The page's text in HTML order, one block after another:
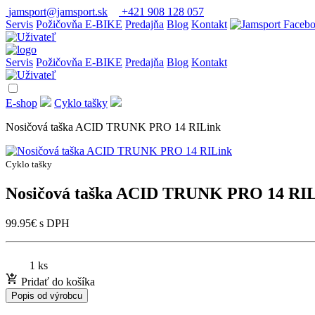
jamsport@jamsport.sk
+421 908 128 057
Servis Požičovňa E-BIKE Predajňa Blog Kontakt
Servis Požičovňa E-BIKE Predajňa Blog Kontakt
E-shop
Cyklo tašky
Nosičová taška ACID TRUNK PRO 14 RILink
Cyklo tašky
Nosičová taška ACID TRUNK PRO 14
99.95€ s DPH
1 ks
Pridať do košíka
Popis od výrobcu